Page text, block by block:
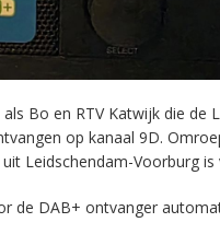
Bo en RTV Katwijk die de
op kanaal 9D.
Leidschendam-Voorburg
de DAB+ ontvanger